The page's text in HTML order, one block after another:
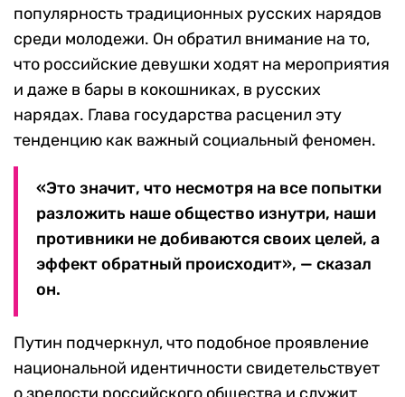
популярность традиционных русских нарядов
среди молодежи. Он обратил внимание на то,
что российские девушки ходят на мероприятия
и даже в бары в кокошниках, в русских
нарядах. Глава государства расценил эту
тенденцию как важный социальный феномен.
«Это значит, что несмотря на все попытки
разложить наше общество изнутри, наши
противники не добиваются своих целей, а
эффект обратный происходит», — сказал
он.
Путин подчеркнул, что подобное проявление
национальной идентичности свидетельствует